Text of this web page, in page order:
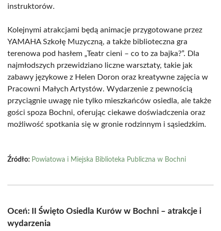
instruktorów.
Kolejnymi atrakcjami będą animacje przygotowane przez
YAMAHA Szkołę Muzyczną, a także biblioteczna gra
terenowa pod hasłem „Teatr cieni – co to za bajka?”. Dla
najmłodszych przewidziano liczne warsztaty, takie jak
zabawy językowe z Helen Doron oraz kreatywne zajęcia w
Pracowni Małych Artystów. Wydarzenie z pewnością
przyciągnie uwagę nie tylko mieszkańców osiedla, ale także
gości spoza Bochni, oferując ciekawe doświadczenia oraz
możliwość spotkania się w gronie rodzinnym i sąsiedzkim.
Źródło: Powiatowa i Miejska Biblioteka Publiczna w Bochni
Oceń: II Święto Osiedla Kurów w Bochni – atrakcje i
wydarzenia